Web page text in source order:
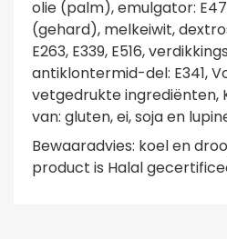
olie (palm), emulgator:
(gehard), melkeiwit,
E263, E339, E516,
antiklontermid-del: E341,
vetgedrukte ingrediënten,
van: gluten, ei, soja en
Bewaaradvies: koel en
product is Halal